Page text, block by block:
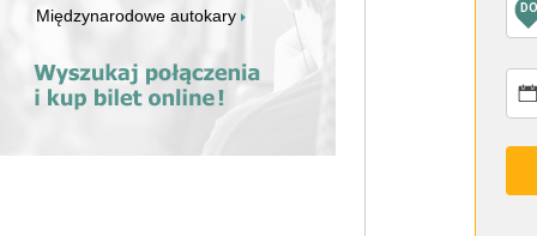
Międzynarodowe autokary DO